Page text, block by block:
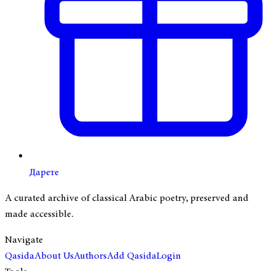
Дарете
A curated archive of classical Arabic poetry, preserved and
made accessible.
Navigate
QasidaAbout UsAuthorsAdd QasidaLogin